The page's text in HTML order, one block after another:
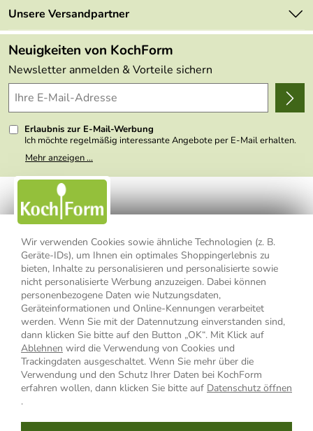
Wir verwenden Cookies sowie ähnliche Technologien (z. B.
Geräte-IDs), um Ihnen ein optimales Shoppingerlebnis zu
bieten, Inhalte zu personalisieren und personalisierte sowie
nicht personalisierte Werbung anzuzeigen. Dabei können
personenbezogene Daten wie Nutzungsdaten,
Geräteinformationen und Online-Kennungen verarbeitet
werden. Wenn Sie mit der Datennutzung einverstanden sind,
dann klicken Sie bitte auf den Button „OK“. Mit Klick auf
Ablehnen wird die Verwendung von Cookies und
Trackingdaten ausgeschaltet. Wenn Sie mehr über die
Verwendung und den Schutz Ihrer Daten bei KochForm
erfahren wollen, dann klicken Sie bitte auf Datenschutz öffnen
.
Retourenportal
FAQs
Lieferbedingungen
Delivery Terms
Kundenlogin
Angebote
Made in Germany
Themen
Wir über uns
Presse
Unsere Versandpartner
Neuigkeiten von KochForm
Newsletter anmelden & Vorteile sichern
Erlaubnis zur E-Mail-Werbung
Ich möchte regelmäßig interessante Angebote per E-Mail erhalten.
Meine E-Mail-Adresse wird nicht an andere Unternehmen
weitergegeben. Zu statistischen Zwecken wird in anonymer Form
nicht erkennbar, welche konkrete Person geklickt hat. Diese
Einwilligung zur Nutzung meiner E-Mail- Adresse für Werbezwecke
kann ich jederzeit mit Wirkung für die Zukunft widerrufen, indem ich
den Link "Abmelden" am Ende des Newsletters anklicke oder die
Option Newsletter im Mitgliederbereich deaktiviere. Die
Mehr anzeigen ...
Impressum Datenschutzerklärung
AGB
Widerrufsbelehrung
Widerrufsformular
Vertrag widerrufen
* Alle Preisangaben inkl. MwSt., bis 49,90 € Bestellwert zzgl.
Versandkosten, ab 49,90 € Bestellwert inkl.Versandkosteninnerhalb